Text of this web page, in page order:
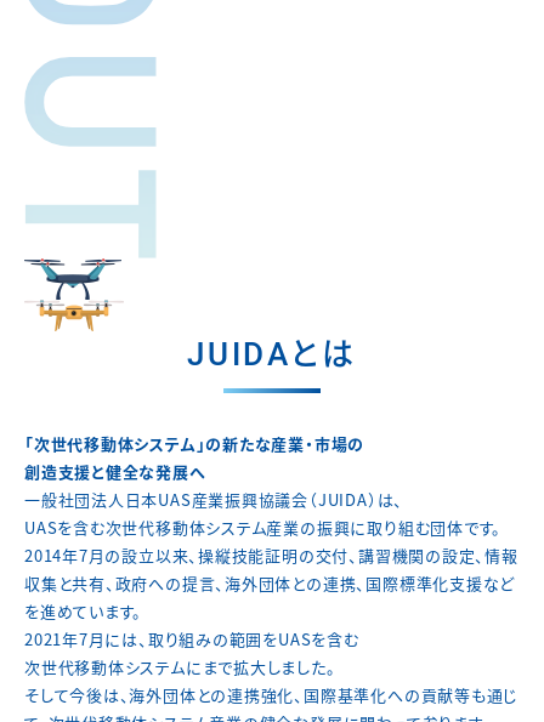
JUIDAとは
「次世代移動体システム」の新たな産業・市場の
創造支援と健全な発展へ
一般社団法人日本UAS産業振興協議会（JUIDA）は、
UASを含む次世代移動体システム産業の振興に取り組む団体です。
2014年7月の設立以来、操縦技能証明の交付、講習機関の設定、情報
収集と共有、政府への提言、海外団体との連携、 国際標準化支援など
を進めています。
2021年7月には、取り組みの範囲をUASを含む
次世代移動体システムにまで拡大しました。
そして今後は、海外団体との連携強化、国際基準化への貢献等も通じ